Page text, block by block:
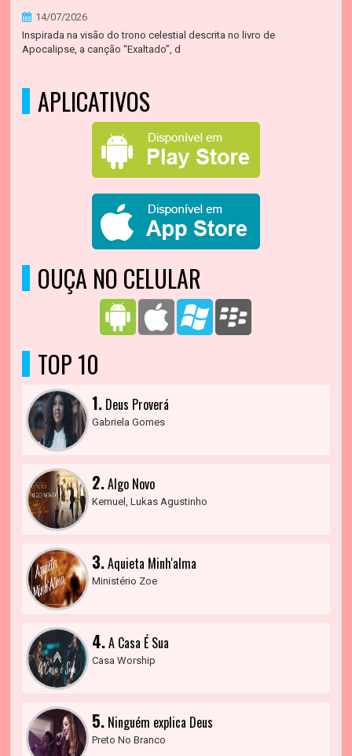
14/07/2026
Inspirada na visão do trono celestial descrita no livro de
Apocalipse, a canção “Exaltado”, d
APLICATIVOS
OUÇA NO CELULAR
TOP 10
1. Deus Proverá
Gabriela Gomes
2.Algo Novo
Kemuel, Lukas Agustinho
3.Aquieta Minh'alma
Ministério Zoe
4.A Casa É Sua
Casa Worship
5. Ninguém explica Deus
Preto No Branco